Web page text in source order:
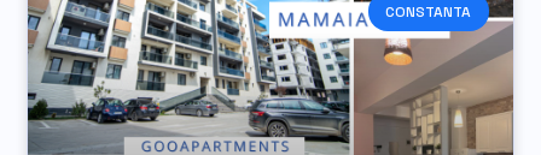
CONSTANTA